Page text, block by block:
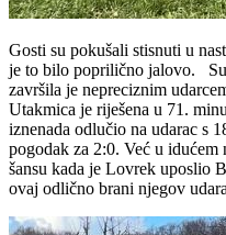
Gosti su pokušali stisnuti u
je to bilo poprilično jalovo.
završila je nepreciznim
Utakmica je riješena u 71.
iznenada odlučio na udarac s
pogodak za 2:0. Već u
šansu kada je Lovrek uposlio
ovaj odlično brani njegov